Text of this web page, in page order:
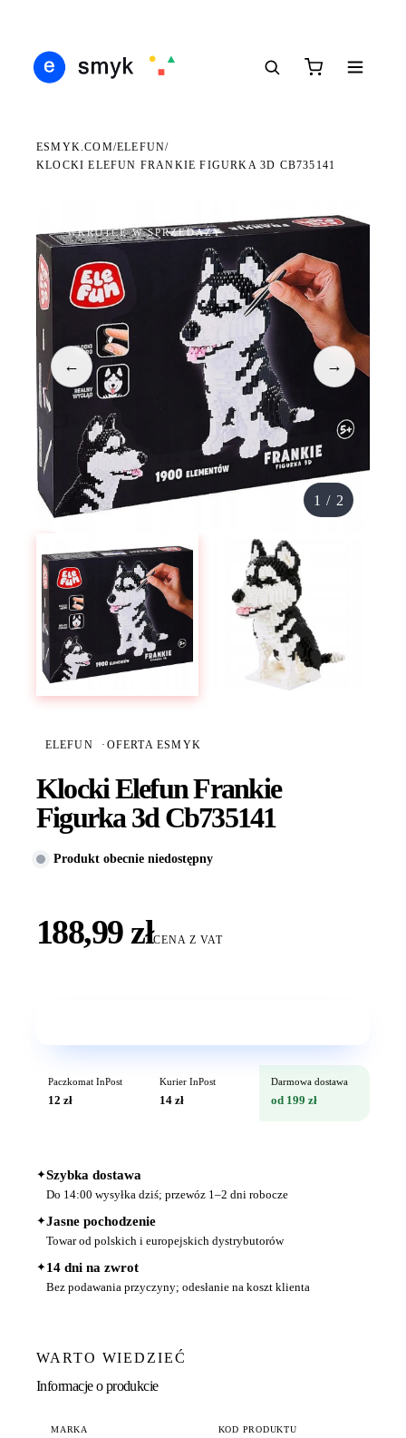
ESMYK.COM/ELEFUN/
KLOCKI ELEFUN FRANKIE FIGURKA 3D CB735141
WKRÓTCE W SPRZEDAŻY
← →
1 / 2
ELEFUN · OFERTA ESMYK
Klocki Elefun Frankie
Figurka 3d Cb735141
Produkt obecnie niedostępny
188,99 złCENA Z VAT
Paczkomat InPost
12 zł
Kurier InPost
14 zł
Darmowa dostawa
od 199 zł
✦Szybka dostawa
Do 14:00 wysyłka dziś; przewóz 1–2 dni robocze
✦Jasne pochodzenie
Towar od polskich i europejskich dystrybutorów
✦14 dni na zwrot
Bez podawania przyczyny; odesłanie na koszt klienta
WARTO WIEDZIEĆ
Informacje o produkcie
MARKA KOD PRODUKTU